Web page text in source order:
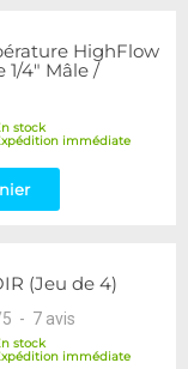
HighFlow
1/4" Mâle /
stock
immédiate
(Jeu de 4)
5 - 7 avis
stock
immédiate